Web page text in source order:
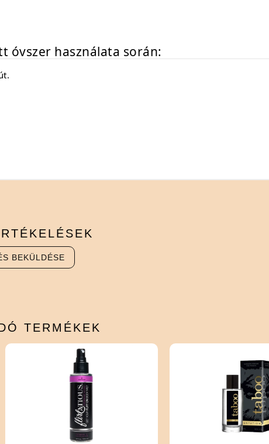
óvszer használata során:
BEKÜLDÉSE
TERMÉKEK